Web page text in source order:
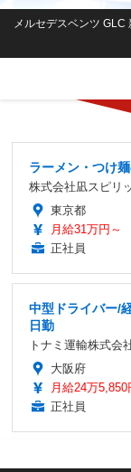
メルセデスベンツ GLC
ラーメン・つけ
株式会社凪スピリ
東京都
月給31万円～
正社員
中型ドライバー/
日勤
トナミ運輸株式会
大阪府
月給24万5,850
正社員